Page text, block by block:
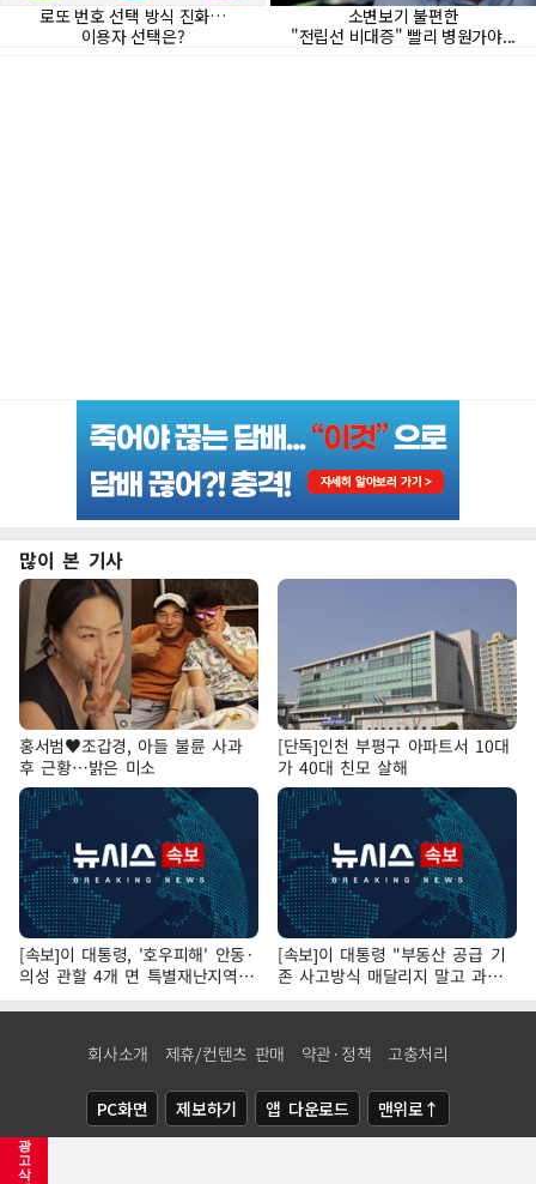
광
고
삭
많이 본 기사
홍서범♥조갑경, 아들 불륜 사과
후 근황…밝은 미소
[단독]인천 부평구 아파트서 10대
가 40대 친모 살해
[속보]이 대통령, '호우피해' 안동·
의성 관할 4개 면 특별재난지역
선포
[속보]이 대통령 "부동산 공급 기
존 사고방식 매달리지 말고 과감
히 실천"
회사소개 제휴/컨텐츠 판매 약관·정책 고충처리
PC화면 제보하기 앱 다운로드 맨위로↑